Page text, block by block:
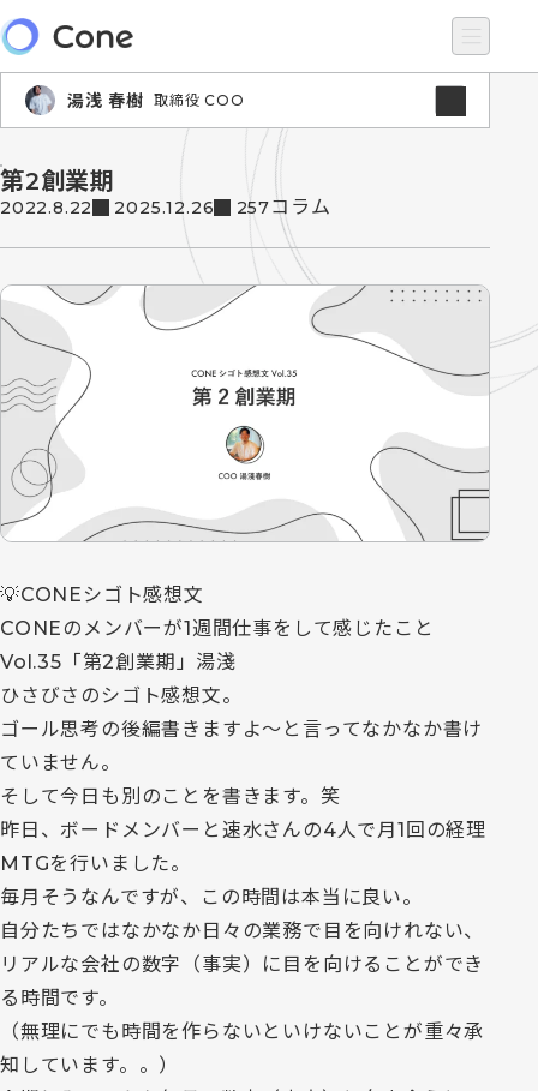
第2創業期
2022.8.22 2025.12.26 257コラム
💡CONEシゴト感想文
CONEのメンバーが1週間仕事をして感じたこと
Vol.35「第2創業期」湯淺
ひさびさのシゴト感想文。
ゴール思考の後編書きますよ〜と言ってなかなか書け
ていません。
そして今日も別のことを書きます。笑
昨日、ボードメンバーと速水さんの4人で月1回の経理
MTGを行いました。
毎月そうなんですが、この時間は本当に良い。
自分たちではなかなか日々の業務で目を向けれない、
リアルな会社の数字（事実）に目を向けることができ
る時間です。
（無理にでも時間を作らないといけないことが重々承
知しています。。）
取締役 COO
湯浅 春樹